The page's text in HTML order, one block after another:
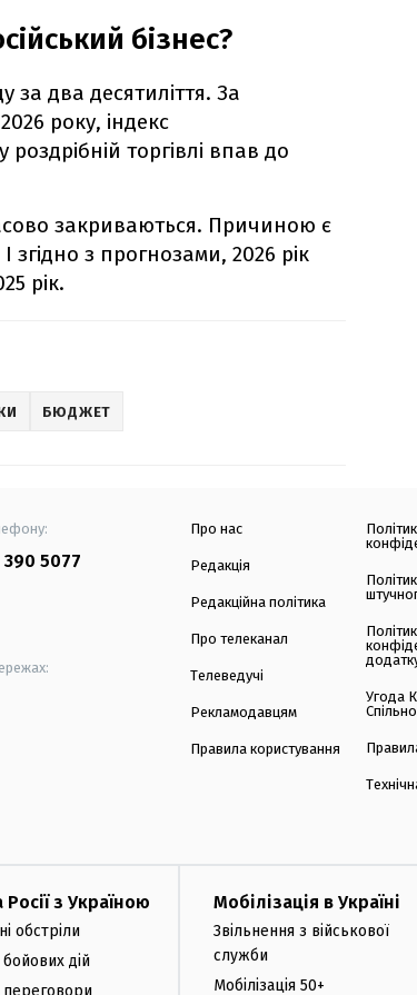
бізнес?
за два десятиліття. За
року, індекс
торгівлі впав до
закриваються. Причиною є
І згідно з прогнозами, 2026 рік
рік.
БЮДЖЕТ
5077
Про нас
Редакція
Редакційна політика
Про телеканал
Телеведучі
Рекламодавцям
Правила користування
Угода
Росії з Україною
обстріли
дій
переговори
Мобілізація в Україні
Звільнення з військової
служби
Мобілізація 50+